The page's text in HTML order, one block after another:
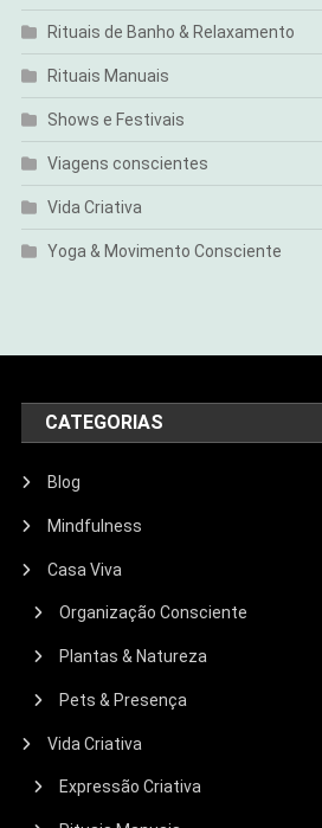
Rituais de Banho & Relaxamento
Rituais Manuais
Shows e Festivais
Viagens conscientes
Vida Criativa
Yoga & Movimento Consciente
CATEGORIAS
Blog
Mindfulness
Casa Viva
Organização Consciente
Plantas & Natureza
Pets & Presença
Vida Criativa
Expressão Criativa